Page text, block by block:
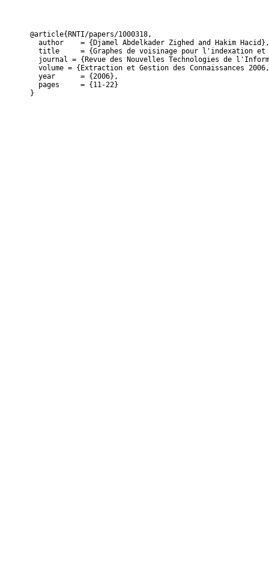
@article{RNTI/papers/1000318,
  author    = {Djamel Abdelkader Zighed and Hakim Hacid},
title     = {Graphes de voisinage pour l'indexation
journal = {Revue des Nouvelles Technologies de
volume = {Extraction et Gestion des Connaissances
  year      = {2006},
  pages     = {11-22}
}